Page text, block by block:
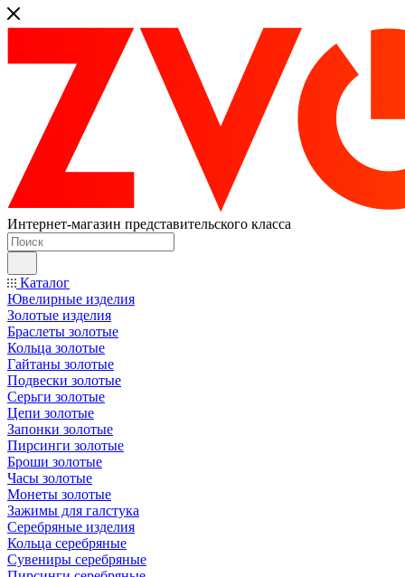
Интернет-магазин представительского класса
Каталог
Ювелирные изделия
Золотые изделия
Браслеты золотые
Кольца золотые
Гайтаны золотые
Подвески золотые
Серьги золотые
Цепи золотые
Запонки золотые
Пирсинги золотые
Броши золотые
Часы золотые
Монеты золотые
Зажимы для галстука
Серебряные изделия
Кольца серебряные
Сувениры серебряные